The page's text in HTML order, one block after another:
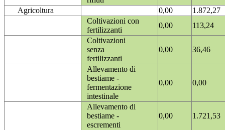
Agricoltura
0,00
1.872,27
Coltivazioni con
fertilizzanti
0,00
113,24
Coltivazioni
senza
fertilizzanti
0,00 36,46
Allevamento di
bestiame -
fermentazione
intestinale
0,00 0,00
Allevamento di
bestiame -
escrementi
0,00 1.721,53